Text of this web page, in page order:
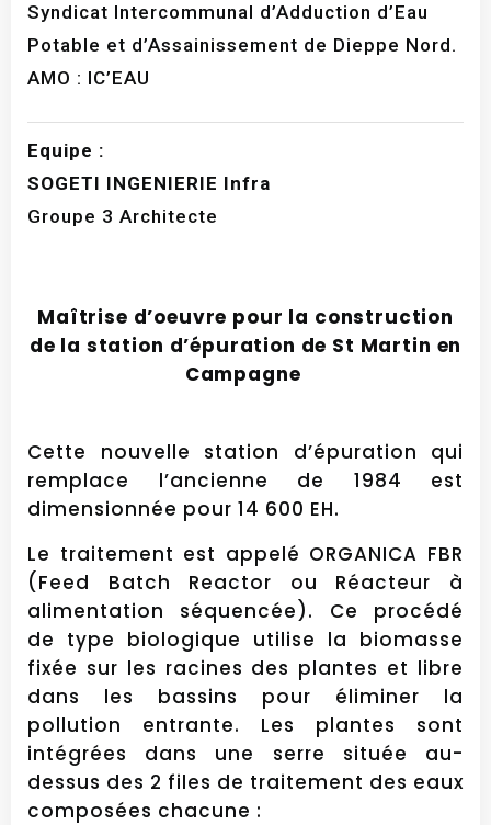
Syndicat Intercommunal d’Adduction d’Eau
Potable et d’Assainissement de Dieppe Nord.
AMO : IC’EAU
Equipe :
SOGETI INGENIERIE Infra
Groupe 3 Architecte
Maîtrise d’oeuvre pour la construction
de la station d’épuration de St Martin en
Campagne
Cette nouvelle station d’épuration qui
remplace l’ancienne de 1984 est
dimensionnée pour 14 600 EH.
Le traitement est appelé ORGANICA FBR
(Feed Batch Reactor ou Réacteur à
alimentation séquencée). Ce procédé
de type biologique utilise la biomasse
fixée sur les racines des plantes et libre
dans les bassins pour éliminer la
pollution entrante. Les plantes sont
intégrées dans une serre située au-
dessus des 2 files de traitement des eaux
composées chacune :